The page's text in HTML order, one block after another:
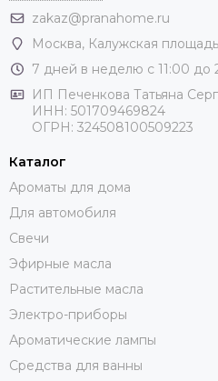
zakaz@pranahome.ru
Москва, Калужская
7 дней в неделю с 11:00 до
ИП Печенкова Татьяна
ИНН: 501709469824
ОГРН: 324508100509223
Каталог
Ароматы для дома
Для автомобиля
Свечи
Эфирные масла
Растительные масла
Электро-приборы
Ароматические лампы
Средства для ванны